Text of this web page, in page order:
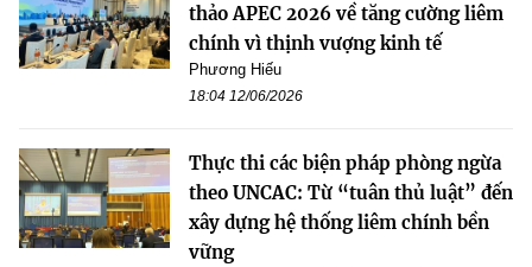
thảo APEC 2026 về tăng cường liêm
chính vì thịnh vượng kinh tế
Phương Hiếu
18:04 12/06/2026
Thực thi các biện pháp phòng ngừa
theo UNCAC: Từ “tuân thủ luật” đến
xây dựng hệ thống liêm chính bền
vững